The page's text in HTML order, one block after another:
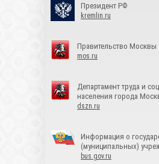
Президент РФ
kremlin.ru
Правительство Москвы
mos.ru
Департамент труда и
населения города
dszn.ru
Информация о
(муниципальных)
bus.gov.ru